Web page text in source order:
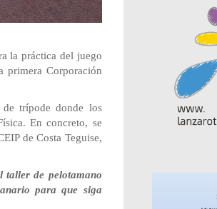
la práctica del juego
primera Corporación
de trípode donde los
En concreto, se
de Costa Teguise,
taller de pelotamano
anariopara que siga